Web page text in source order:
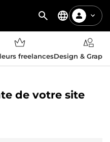
freelancesDesign &
de votre site